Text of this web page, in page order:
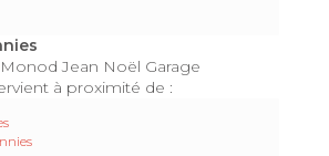
Jean Noël Garage
à proximité de :